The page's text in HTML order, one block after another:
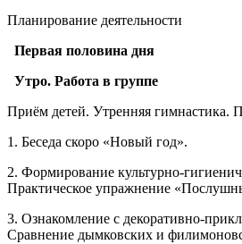
Планирование деятельности
Первая половина дня
Утро. Работа в группе
Приём детей. Утренняя гимнастика.
1. Беседа скоро «Новый год».
2. Формирование культурно-
Практическое упражнение
3. Ознакомление с декоративно-
Сравнение дымковских и